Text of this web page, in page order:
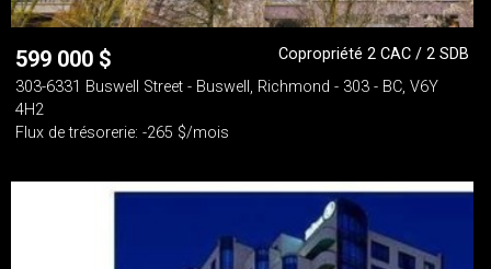
599 000 $
Copropriété 2 CAC / 2 SDB
303-6331 Buswell Street - Buswell, Richmond - 303 - BC, V6Y
4H2
Flux de trésorerie: -265 $/mois